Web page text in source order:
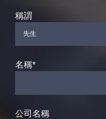
稱謂
名稱*
公司名稱